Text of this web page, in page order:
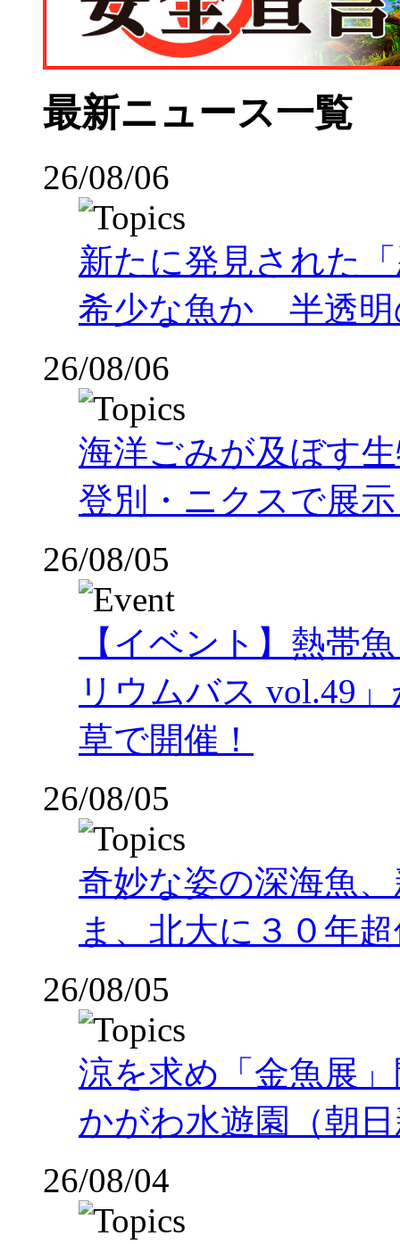
最新ニュース一覧
26/08/06
新たに発見された
希少な魚か 半透明
26/08/06
海洋ごみが及ぼす
登別・ニクスで展
26/08/05
【イベント】熱帯
リウムバス vol.49
草で開催！
26/08/05
奇妙な姿の深海魚
ま、北大に３０年
26/08/05
涼を求め「金魚展
かがわ水遊園（朝
26/08/04